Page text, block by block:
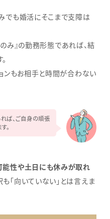
でも婚活にそこまで支障は
み』の勤務形態であれば、結
ンもお相手と時間が合わない
ば、ご自身の頑張
。
能性や土日にも休みが取れ
「向いていない」とは言えま